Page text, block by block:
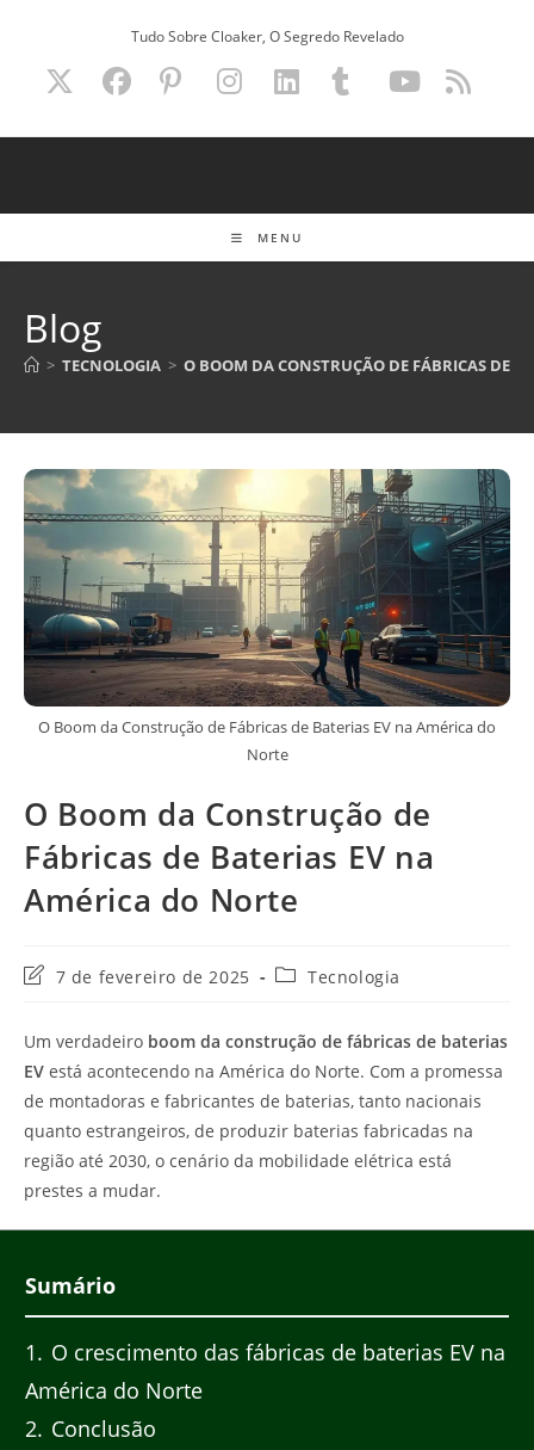
Tudo Sobre Cloaker, O Segredo Revelado
MENU
Blog
> TECNOLOGIA > O BOOM DA CONSTRUÇÃO DE FÁBRICAS DE
O Boom da Construção de Fábricas de Baterias EV na América do
Norte
O Boom da Construção de
Fábricas de Baterias EV na
América do Norte
Última
post:
7 de fevereiro de 2025
Categoria
Tecnologia
Um verdadeiro boom da construção de fábricas de baterias
EV está acontecendo na América do Norte. Com a promessa
de montadoras e fabricantes de baterias, tanto nacionais
quanto estrangeiros, de produzir baterias fabricadas na
região até 2030, o cenário da mobilidade elétrica está
prestes a mudar.
Sumário
1
O crescimento das fábricas de baterias EV na
América do Norte
2 Conclusão